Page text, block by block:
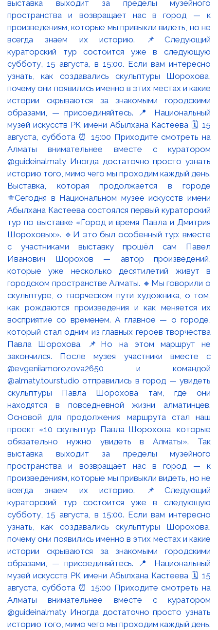
Выставка, которая продолжается в городе
⚜️Сегодня в Национальном музее искусств имени
Абылхана Кастеева состоялся первый кураторский
тур по выставке «Город и время Павла и Дмитрия
Шороховых». 🔹И это был особенный тур: вместе
с участниками выставку прошёл сам Павел
Иванович Шорохов — автор произведений,
которые уже несколько десятилетий живут в
городском пространстве Алматы. 🔸Мы говорили о
скульптуре, о творческом пути художника, о том,
как рождаются произведения и как меняется их
восприятие со временем. А главное — о городе,
который стал одним из главных героев творчества
Павла Шорохова. 📌Но на этом маршрут не
закончился. После музея участники вместе с
@evgeniiamorozova2650 и командой
@almaty.tourstudio отправились в город — увидеть
скульптуры Павла Шорохова там, где они
находятся в повседневной жизни алматинцев.
Основой для продолжения маршрута стал наш
проект «10 скульптур Павла Шорохова, которые
обязательно нужно увидеть в Алматы». Так
выставка выходит за пределы музейного
пространства и возвращает нас в город — к
произведениям, которые мы привыкли видеть, но не
всегда знаем их историю. 📌Следующий
кураторский тур состоится уже в следующую
субботу, 15 августа, в 15:00. Если вам интересно
узнать, как создавались скульптуры Шорохова,
почему они появились именно в этих местах и какие
истории скрываются за знакомыми городскими
образами, — присоединяйтесь. 📍 Национальный
музей искусств РК имени Абылхана Кастеева 🗓 15
августа, суббота ⏰ 15:00 Приходите смотреть на
Алматы внимательнее вместе с куратором
@guideinalmaty Иногда достаточно просто узнать
историю того, мимо чего мы проходим каждый день.